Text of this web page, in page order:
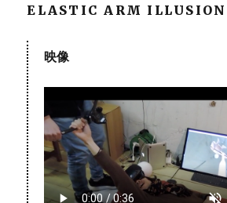
ELASTIC ARM ILLUSION
映像